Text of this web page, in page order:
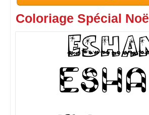
Coloriage Spécial Noël